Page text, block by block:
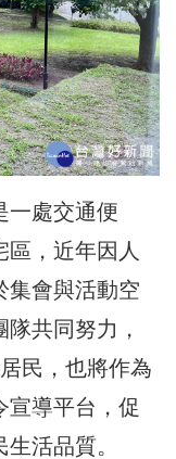
一處交通便
，近年因人
集會與活動空
共同努力，
民，也將作為
宣導平台，促
活品質。